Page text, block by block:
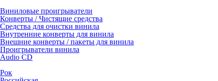
Виниловые проигрыватели
Конверты / Чистящие средства
Средства для очистки винила
Внутренние конверты для винила
Внешние конверты / пакеты для винила
Проигрыватели винила
Audio CD
Рок